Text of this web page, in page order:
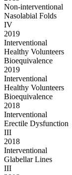
Non-interventional
Nasolabial Folds
IV
2019
Interventional
Healthy Volunteers
Bioequivalence
2019
Interventional
Healthy Volunteers
Bioequivalence
2018
Interventional
Erectile Dysfunction
III
2018
Interventional
Glabellar Lines
III